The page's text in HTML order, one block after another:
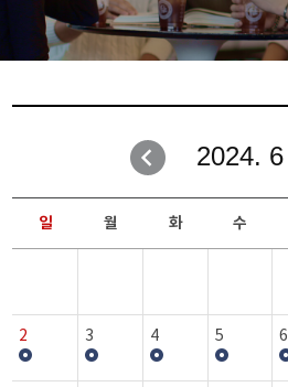
2024. 6
일 월 화 수
2 3 4 5 6